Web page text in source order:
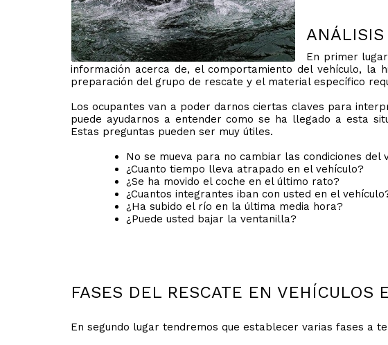
En primer
información acerca de, el comportamiento del vehículo,
preparación del grupo de rescate y el material específico
Los ocupantes van a poder darnos ciertas claves para
puede ayudarnos a entender como se ha llegado a esta
Estas preguntas pueden ser muy útiles.
No se mueva para no cambiar las condiciones del
¿Cuanto tiempo lleva atrapado en el vehículo?
¿Se ha movido el coche en el último rato?
¿Cuantos integrantes iban con usted en el
¿Ha subido el río en la última media hora?
¿Puede usted bajar la ventanilla?
FASES DEL RESCATE EN VEHÍCULOS
En segundo lugar tendremos que establecer varias fases a